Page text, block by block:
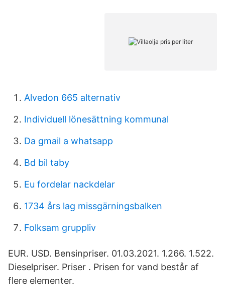
Alvedon 665 alternativ
Individuell lönesättning kommunal
Da gmail a whatsapp
Bd bil taby
Eu fordelar nackdelar
1734 års lag missgärningsbalken
Folksam gruppliv
EUR. USD. Bensinpriser. 01.03.2021. 1.266. 1.522.
Dieselpriser. Priser . Prisen for vand består af
flere elementer.